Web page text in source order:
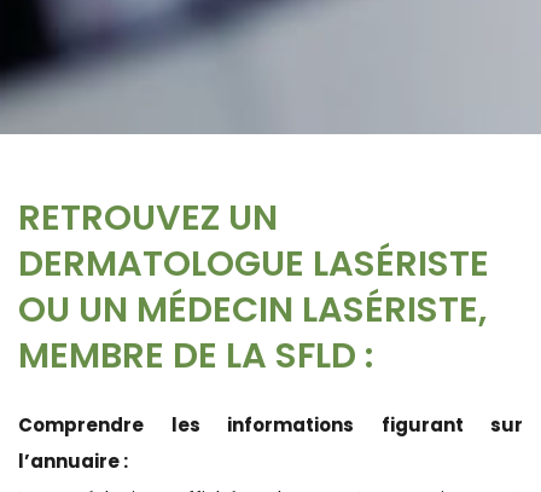
RETROUVEZ UN
DERMATOLOGUE LASÉRISTE
OU UN MÉDECIN LASÉRISTE,
MEMBRE DE LA SFLD :
Comprendre les informations figurant sur
l’annuaire :